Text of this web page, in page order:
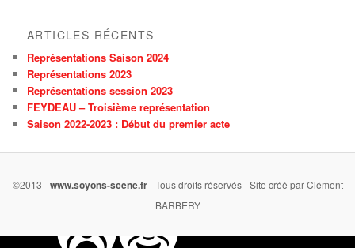
ARTICLES RÉCENTS
Représentations Saison 2024
Représentations 2023
Représentations session 2023
FEYDEAU – Troisième représentation
Saison 2022-2023 : Début du premier acte
©2013 -www.soyons-scene.fr- Tous droits réservés - Site créé par Clément
BARBERY